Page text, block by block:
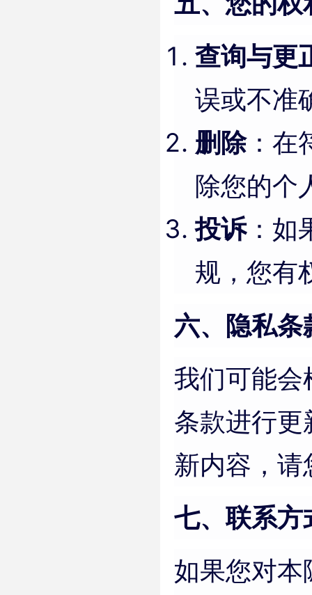
查询与更
误或不准
删除：在
除您的个
投诉：如
规，您有
六、隐私条
我们可能会
条款进行
新内容，
七、联系方
如果您对